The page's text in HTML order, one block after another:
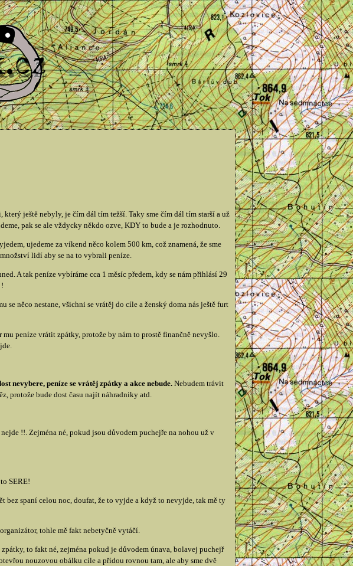
ještě nebyly, je čím dál tím težší. Taky sme čím dál tím starší a už
pak se ale vždycky někdo ozve, KDY to bude a je rozhodnuto.
ujedeme za víkend něco kolem 500 km, což znamená, že sme
lidí aby se na to vybrali peníze.
A tak peníze vybíráme cca 1 měsíc předem, kdy se nám přihlásí 29
něco nestane, všichni se vrátěj do cíle a ženský doma nás ještě furt
peníze vrátit zpátky, protože by nám to prostě finančně nevyšlo.
nevybere, peníze se vrátěj zpátky a akce nebude.Nebudem trávit
protože bude dost času najít náhradniky atd.
!!. Zejména né, pokud jsou důvodem puchejře na nohou už v
SERE!
spaní celou noc, doufat, že to vyjde a když to nevyjde, tak mě ty
tohle mě fakt nebetyčně vytáčí.
to fakt né, zejména pokud je důvodem únava, bolavej puchejř
nouzovou obálku cíle a přídou rovnou tam, ale aby sme dvě